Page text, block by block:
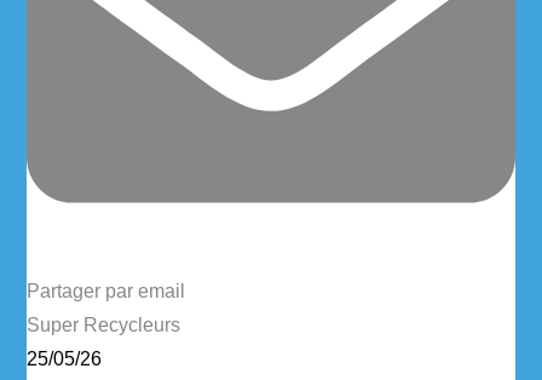
Partager par email
Super Recycleurs
25/05/26